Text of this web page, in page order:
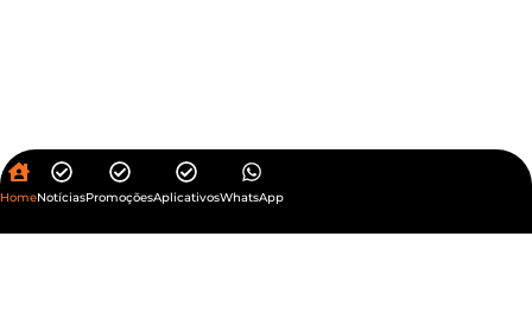
HomeNotíciasPromoçõesAplicativosWhatsApp